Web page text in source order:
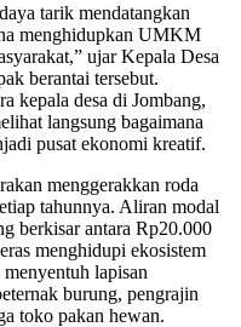
tarik mendatangkan
menghidupkan UMKM
ujar Kepala Desa
berantai tersebut.
kepala desa di Jombang,
langsung bagaimana
pusat ekonomi kreatif.
menggerakkan roda
tahunnya. Aliran modal
berkisar antara Rp20.000
menghidupi ekosistem
lapisan
burung, pengrajin
toko pakan hewan.